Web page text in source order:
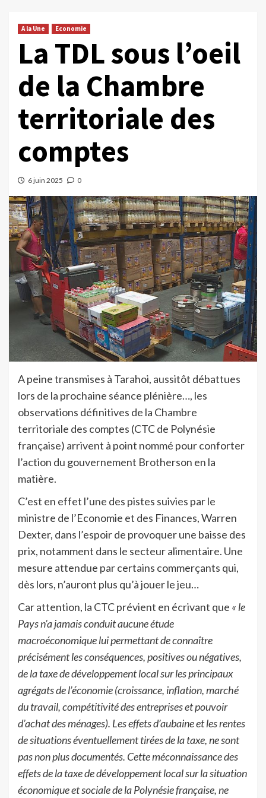
A la Une Economie
La TDL sous l’oeil
de la Chambre
territoriale des
comptes
6 juin 2025 0
A peine transmises à Tarahoi, aussitôt débattues
lors de la prochaine séance plénière…, les
observations définitives de la Chambre
territoriale des comptes (CTC de Polynésie
française) arrivent à point nommé pour conforter
l’action du gouvernement Brotherson en la
matière.
C’est en effet l’une des pistes suivies par le
ministre de l’Economie et des Finances, Warren
Dexter, dans l’espoir de provoquer une baisse des
prix, notamment dans le secteur alimentaire. Une
mesure attendue par certains commerçants qui,
dès lors, n’auront plus qu’à jouer le jeu…
Car attention, la CTC prévient en écrivant que « le
Pays n’a jamais conduit aucune étude
macroéconomique lui permettant de connaître
précisément les conséquences, positives ou négatives,
de la taxe de développement local sur les principaux
agrégats de l’économie (croissance, inflation, marché
du travail, compétitivité des entreprises et pouvoir
d’achat des ménages). Les effets d’aubaine et les rentes
de situations éventuellement tirées de la taxe, ne sont
pas non plus documentés. Cette méconnaissance des
effets de la taxe de développement local sur la situation
économique et sociale de la Polynésie française, ne